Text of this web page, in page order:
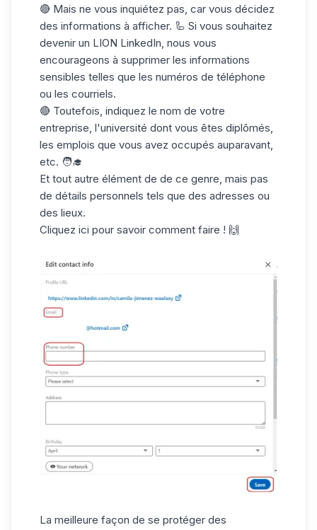
🔴 Mais ne vous inquiétez pas, car vous décidez
des informations à afficher. 🦾 Si vous souhaitez
devenir un LION LinkedIn, nous vous
encourageons à supprimer les informations
sensibles telles que les numéros de téléphone
ou les courriels.
🔴 Toutefois, indiquez le nom de votre
entreprise, l'université dont vous êtes diplômés,
les emplois que vous avez occupés auparavant,
etc. 🧑‍🎓
Et tout autre élément de de ce genre, mais pas
de détails personnels tels que des adresses ou
des lieux.
Cliquez ici pour savoir comment faire ! 🙌
La meilleure façon de se protéger des